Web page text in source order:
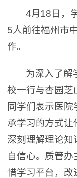
4月18日，
5人前往福州市
作。
为深入了解
校一行与杏园芝
同学们表示医
承学习的方式让
深刻理解理论知
自信心。质管
惜学习平台，改